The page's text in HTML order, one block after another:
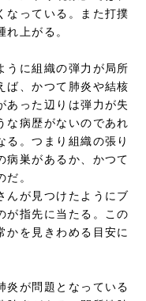
なっている。また打撲
上がる。
に組織の弾力が局所
ば、かつて肺炎や結核
あった辺りは弾力が失
な病歴がないのであれ
る。つまり組織の張り
病巣があるか、かつて
。
が見つけたようにブ
が指先に当たる。この
かを見きわめる目安に
が問題となっている